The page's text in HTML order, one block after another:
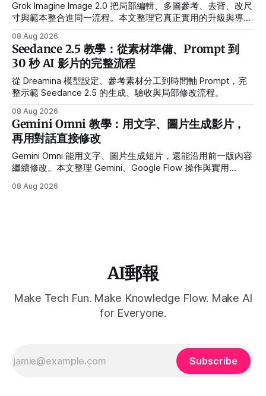
Grok Imagine Image 2.0 把局部編輯、多圖參考、去背、改尺
寸與範本整合進同一流程。本文整理它真正實用的升級與導入
08 Aug 2026
Seedance 2.5 教學：從素材準備、Prompt 到
30 秒 AI 影片的完整流程
從 Dreamina 模型設定、參考素材分工到時間軸 Prompt，完
整示範 Seedance 2.5 的生成、驗收與局部修改流程。
08 Aug 2026
Gemini Omni 教學：用文字、圖片生成影片，
再用對話直接修改
Gemini Omni 能用文字、圖片生成短片，還能沿用前一版內容
繼續修改。本文整理 Gemini、Google Flow 操作與實用
08 Aug 2026
AI郵報
Make Tech Fun. Make Knowledge Flow. Make AI
for Everyone.
Subscribe